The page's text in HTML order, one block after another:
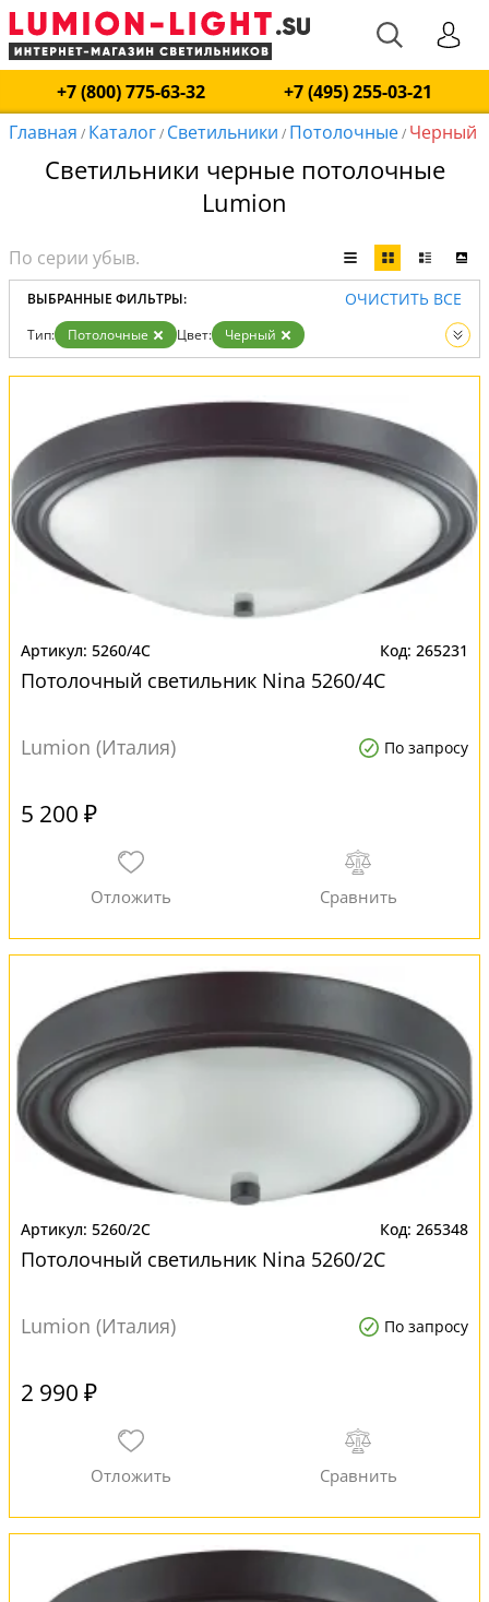
+7 (800) 775-63-32
+7 (495) 255-03-21
Главная / Каталог/ Светильники / Потолочные/ Черный
Светильники черные потолочные
Lumion
ВЫБРАННЫЕ ФИЛЬТРЫ: ОЧИСТИТЬ ВСЕ
Тип: Потолочные Цвет:
Черный
Вид:
Светильники
5260/4C 265231
Потолочный светильник Nina 5260/4C
Lumion (Италия) По запросу
5 200 ₽
5260/2C 265348
Потолочный светильник Nina 5260/2C
Lumion (Италия) По запросу
2 990 ₽